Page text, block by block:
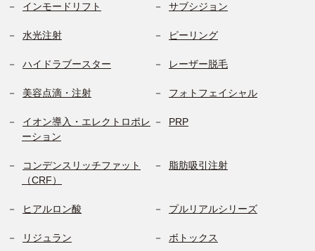
インモードリフト サブシジョン
水光注射 ピーリング
ハイドラブースター レーザー脱毛
美容点滴・注射 フォトフェイシャル
イオン導入・エレクトロポレ
ーション
PRP
コンデンスリッチファット
（CRF）
脂肪吸引注射
ヒアルロン酸 プルリアルシリーズ
リジュラン ボトックス